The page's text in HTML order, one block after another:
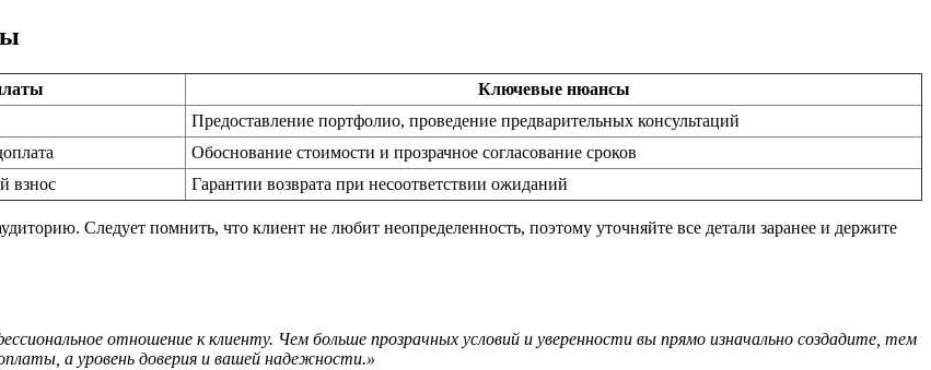
Ключевые нюансы
Предоставление портфолио, проведение предварительных консультаций
Обоснование стоимости и прозрачное согласование сроков
взнос Гарантии возврата при несоответствии ожиданий
Следует помнить, что клиент не любит неопределенность, поэтому уточняйте все детали заранее и держите
отношение к клиенту. Чем больше прозрачных условий и уверенности вы прямо изначально создадите, тем
а уровень доверия и вашей надежности.»